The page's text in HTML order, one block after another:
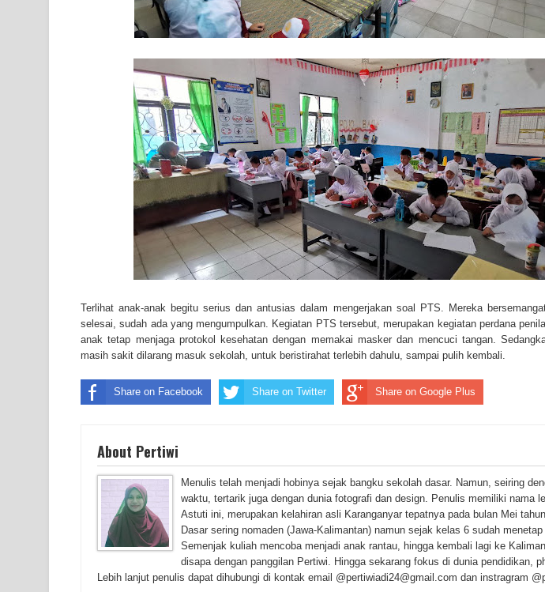
Terlihat anak-anak begitu serius dan antusias dalam mengerjakan soal PTS. Mereka
selesai, sudah ada yang mengumpulkan. Kegiatan PTS tersebut, merupakan kegiatan perdana
anak tetap menjaga protokol kesehatan dengan memakai masker dan mencuci tangan.
masih sakit dilarang masuk sekolah, untuk beristirahat terlebih dahulu, sampai pulih kembali.
Share on Facebook Share on Twitter Share on Google Plus
About Pertiwi
Menulis telah menjadi hobinya sejak bangku sekolah dasar. Namun, seiring
waktu, tertarik juga dengan dunia fotografi dan design. Penulis memiliki nama
Astuti ini, merupakan kelahiran asli Karanganyar tepatnya pada bulan Mei
Dasar sering nomaden (Jawa-Kalimantan) namun sejak kelas 6 sudah menetap
Semenjak kuliah mencoba menjadi anak rantau, hingga kembali lagi ke
disapa dengan panggilan Pertiwi. Hingga sekarang fokus di dunia pendidikan,
Lebih lanjut penulis dapat dihubungi di kontak email @pertiwiadi24@gmail.com dan instragram